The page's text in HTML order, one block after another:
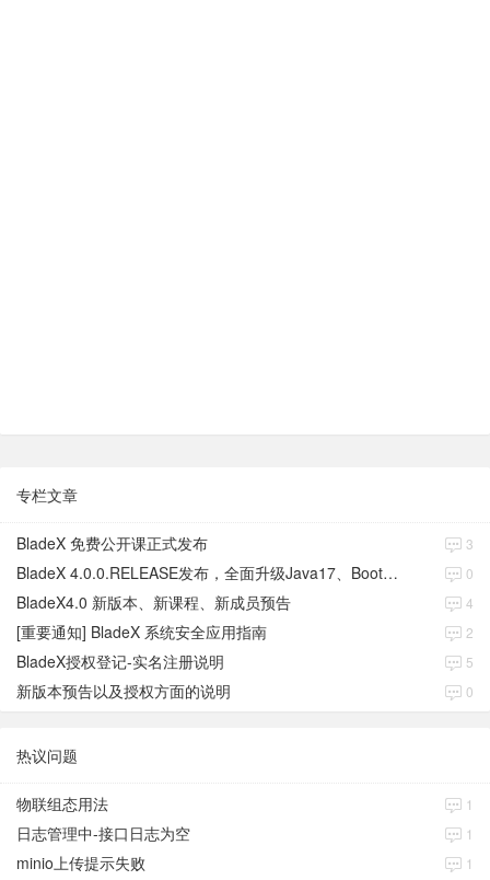
专栏文章
BladeX 免费公开课正式发布 3
BladeX 4.0.0.RELEASE发布，全面升级Java17、Boot3、Cloud2023 0
BladeX4.0 新版本、新课程、新成员预告 4
[重要通知] BladeX 系统安全应用指南 2
BladeX授权登记-实名注册说明 5
新版本预告以及授权方面的说明 0
热议问题
物联组态用法 1
日志管理中-接口日志为空 1
minio上传提示失败 1